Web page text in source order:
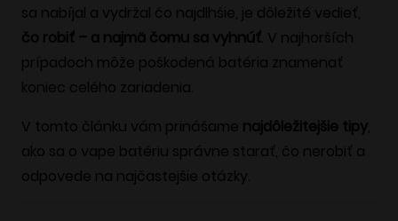
sa nabíjal a vydržal čo najdlhšie, je dôležité vedieť,
čo robiť – a najmä čomu sa vyhnúť. V najhorších
prípadoch môže poškodená batéria znamenať
koniec celého zariadenia.
V tomto článku vám prinášame najdôležitejšie tipy,
ako sa o vape batériu správne starať, čo nerobiť a
odpovede na najčastejšie otázky.